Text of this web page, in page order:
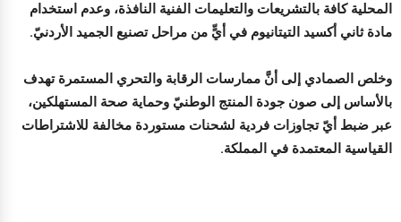
المحلية كافة بالتشريعات والتعليمات الفنية النافذة، وعدم استخدام
مادة ثاني أكسيد التيتانيوم في أيٍّ من مراحل تصنيع الجميد الأردنيّ.
وخلص الصمادي إلى أنَّ ممارسات الرقابة والتحري المستمرة تهدف
بالأساس إلى صون جودة المنتج الوطنيّ وحماية صحة المستهلكين،
عبر ضبط أيّ تجاوزات فردية لشحنات مستوردة مخالفة للاشتراطات
القياسية المعتمدة في المملكة.